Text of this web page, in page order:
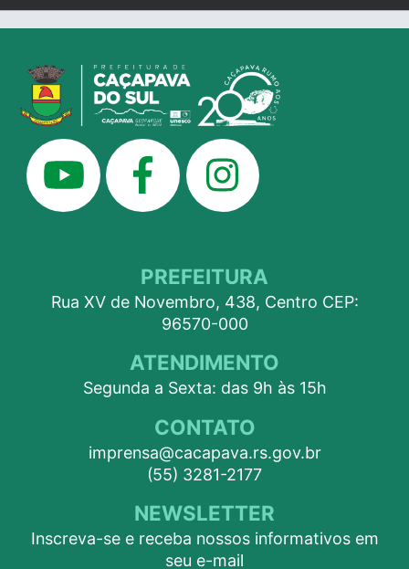
PREFEITURA
Rua XV de Novembro, 438, Centro CEP:
96570-000
ATENDIMENTO
Segunda a Sexta: das 9h às 15h
CONTATO
imprensa@cacapava.rs.gov.br
(55) 3281-2177
NEWSLETTER
Inscreva-se e receba nossos informativos em
seu e-mail